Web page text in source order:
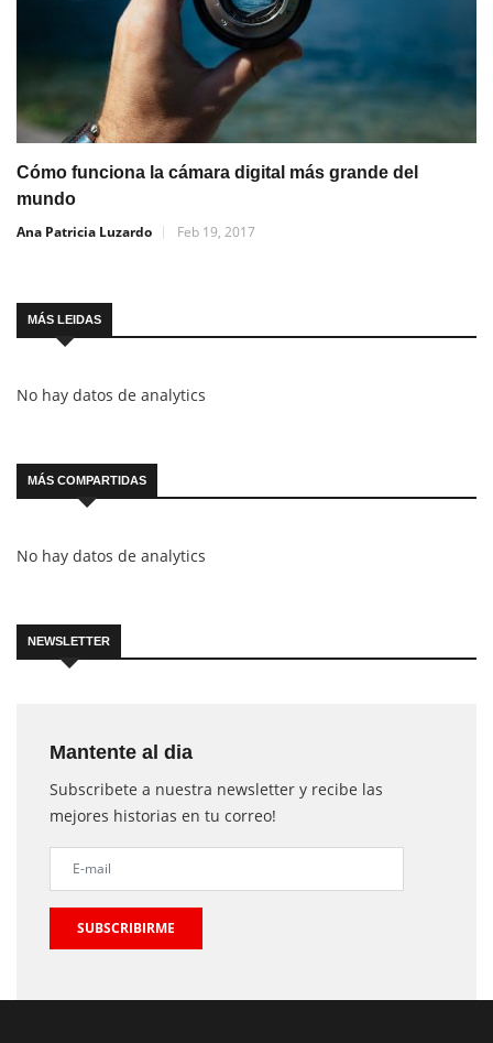
Cómo funciona la cámara digital más grande del
mundo
Ana Patricia Luzardo
Feb 19, 2017
MÁS LEIDAS
No hay datos de analytics
MÁS COMPARTIDAS
No hay datos de analytics
NEWSLETTER
Mantente al dia
Subscribete a nuestra newsletter y recibe las
mejores historias en tu correo!
SUBSCRIBIRME